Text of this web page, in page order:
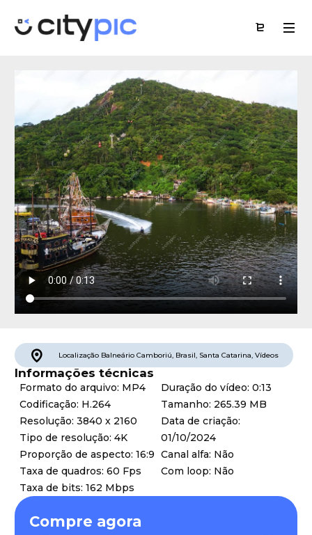
Localização Balneário Camboriú, Brasil, Santa Catarina, Vídeos
Informações técnicas
Formato do arquivo: MP4
Codificação: H.264
Resolução: 3840 x 2160
Tipo de resolução: 4K
Proporção de aspecto: 16:9
Taxa de quadros: 60 Fps
Taxa de bits: 162 Mbps
Duração do vídeo: 0:13
Tamanho: 265.39 MB
Data de criação:
01/10/2024
Canal alfa: Não
Com loop: Não
Compre agora